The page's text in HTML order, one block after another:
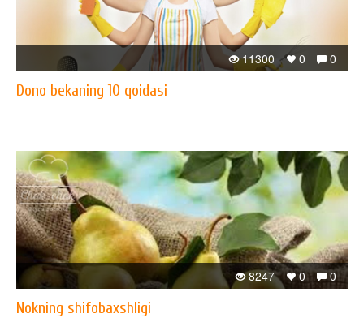
0
0
11300
Dono bekaning 10 qoidasi
0
0
8247
Nokning shifobaxshligi